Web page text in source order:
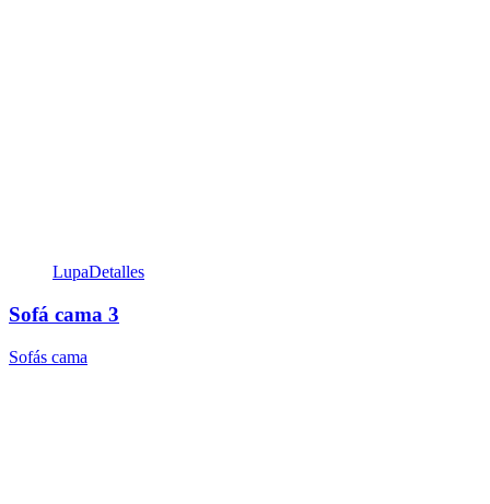
LupaDetalles
Sofá cama 3
Sofás cama